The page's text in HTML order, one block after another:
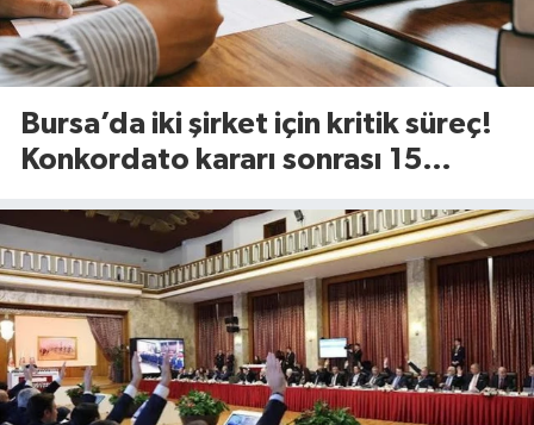
Bursa’da iki şirket için kritik süreç!
Konkordato kararı sonrası 15